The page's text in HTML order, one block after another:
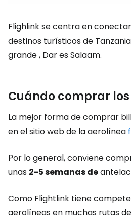
Flighlink se centra en
destinos turísticos de
grande , Dar es Salaam.
Cuándo comprar
La mejor forma de comprar
en el sitio web de la aerolínea
Por lo general, conviene
unas 2-5 semanas de
Como Flightlink tiene
aerolíneas en muchas rutas